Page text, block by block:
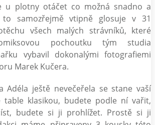
u plotny otáčet co možná snadno a
to samozřejmě vtipně glosuje v 31
všech malých strávníků, které
pochoutku tým studia
vybavil dokonalými fotografiemi
Marek Kučera.
Adéla ještě nevečeřela se stane vaší
table klasikou, budete podle ní vařit,
budete si ji prohlížet. Prostě si ji